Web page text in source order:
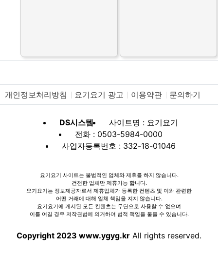
개인정보처리방침 요기요기 광고 이용약관 문의하기
DS시스템
사이트명 : 요기요기
전화 : 0503-5984-0000
사업자등록번호 : 332-18-01046
요기요기 사이트는 불법적인 업체와 제휴를 하지 않습니다.
건전한 업체만 제휴가능 합니다.
요기요기는 정보제공자로서 제휴업체가 등록한 컨텐츠 및 이와 관련한
어떤 거래에 대해 일체 책임을 지지 않습니다.
요기요기에 게시된 모든 컨텐츠는 무단으로 사용할 수 없으며
이를 어길 경우 저작권법에 의거하여 법적 책임을 물을 수 있습니다.
Copyright 2023 www.ygyg.kr All rights reserved.